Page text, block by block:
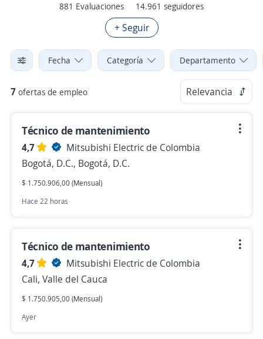
881 Evaluaciones 14.961 seguidores
+ Seguir
Fecha Categoría Departamento
7 ofertas de empleo Relevancia
Técnico de mantenimiento
4,7
Mitsubishi Electric de Colombia
Bogotá, D.C., Bogotá, D.C.
$ 1.750.906,00 (Mensual)
Hace 22 horas
Técnico de mantenimiento
4,7
Mitsubishi Electric de Colombia
Cali, Valle del Cauca
$ 1.750.905,00 (Mensual)
Ayer